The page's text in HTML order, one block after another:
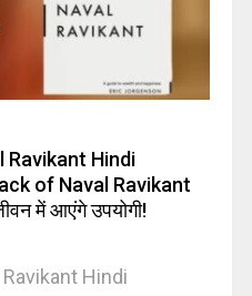
Ravikant Hindi
of Naval Ravikant
में आएंगे उपयोगी!
Hindi